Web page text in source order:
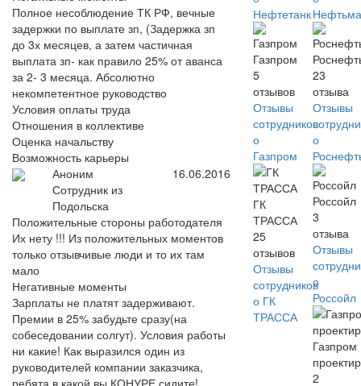
Полное несоблюдение ТК РФ, вечные
задержки по выплате зп, (Задержка зп
до 3х месяцев, а затем частичная
выплата зп- как правило 25% от аванса
за 2- 3 месяца. Абсолютно
некомпетентное руководство
Условия оплаты труда
Отношения в коллективе
Оценка начальству
Возможность карьеры
Аноним
Сотрудник из
Подольска
16.06.2016
Положительные стороны работодателя
Их нету !!! Из положительных моментов
только отзывчивые люди и то их там
мало
Негативные моменты
Зарплаты не платят задерживают.
Премии в 25% забудьте сразу(на
собеседовании солгут). Условия работы
ни какие! Как выразился один из
руководителей компании заказчика,
ребята в какой вы КОНУРЕ сидите!
Нефтетанк
Газпром
5
отзывов
Отзывы
сотрудников
о
Газпром
23
отзыва
Отзывы
о
ГК
ТРАССА
25
отзывов
Отзывы
сотрудников
о ГК
ТРАССА
Россойл
3
отзыва
Отзывы
о
Россойл
Газпром
2